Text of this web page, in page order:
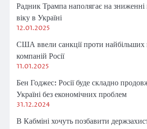
Радник Трампа наполягає на зниженні
віку в Україні
12.01.2025
США ввели санкції проти найбільших
компаній Росії
11.01.2025
Бен Годжес: Росії буде складно
Україні без економічних проблем
31.12.2024
В Кабміні хочуть позбавити